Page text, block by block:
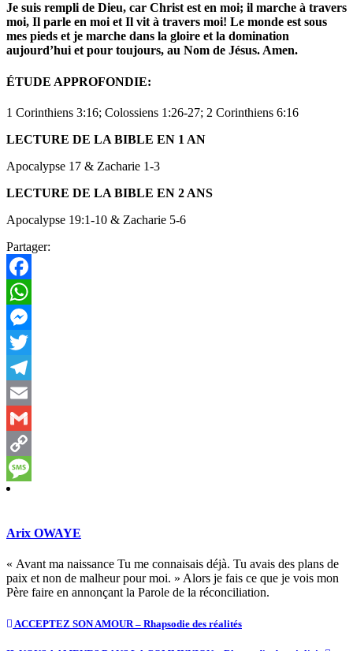
Je suis rempli de Dieu, car Christ est en moi; il marche à travers
moi, Il parle en moi et Il vit à travers moi! Le monde est sous
mes pieds et je marche dans la gloire et la domination
aujourd’hui et pour toujours, au Nom de Jésus. Amen.
ÉTUDE APPROFONDIE:
1 Corinthiens 3:16; Colossiens 1:26-27; 2 Corinthiens 6:16
LECTURE DE LA BIBLE EN 1 AN
Apocalypse 17 & Zacharie 1-3
LECTURE DE LA BIBLE EN 2 ANS
Apocalypse 19:1-10 & Zacharie 5-6
Partager:
Facebook
WhatsApp
Messenger
Twitter
Telegram
Email
Gmail
Copy
Link
Message
Arix OWAYE
« Avant ma naissance Tu me connaisais déjà. Tu avais des plans de
paix et non de malheur pour moi. » Alors je fais ce que je vois mon
Père faire en annonçant la Parole de la réconciliation.
ACCEPTEZ SON AMOUR – Rhapsodie des réalités